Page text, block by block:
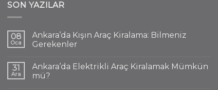
SON YAZILAR
08
Oca
Ankara’da Kışın Araç Kiralama: Bilmeniz
Gerekenler
31
Ara
Ankara’da Elektrikli Araç Kiralamak Mümkün
mü?